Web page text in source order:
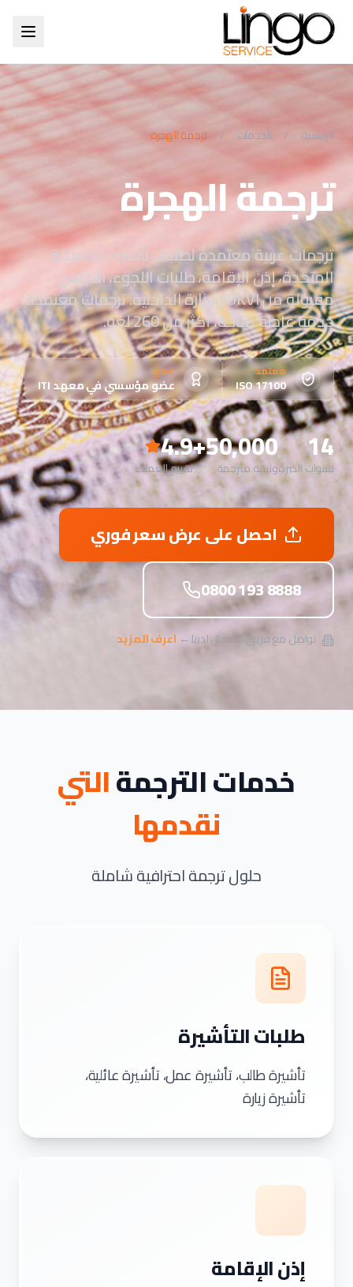
الرئيسية / الخدمات / ترجمة الهجرة
ترجمة الهجرة
ترجمات عربية معتمدة لطلبات تأشيرة المملكة
المتحدة، إذن الإقامة، طلبات اللجوء، التجنس.
مقبولة من UKVI ووزارة الداخلية. ترجمات معتمدة،
خدمة عاجلة متاحة، أكثر من 260 لغة.
معتمد
ISO 17100
عضو
عضو مؤسسي في معهد ITI
14
سنوات الخبرة50,000+
وثيقة مترجمة 4.9
تقييم العملاء
احصل على عرض سعر فوري
0800 193 8888
تواصل مع فريق الأعمال لدينا ← اعرف المزيد
خدمات الترجمةالتي
نقدمها
حلول ترجمة احترافية شاملة
طلبات التأشيرة
تأشيرة طالب، تأشيرة عمل، تأشيرة عائلية،
تأشيرة زيارة
إذن الإقامة